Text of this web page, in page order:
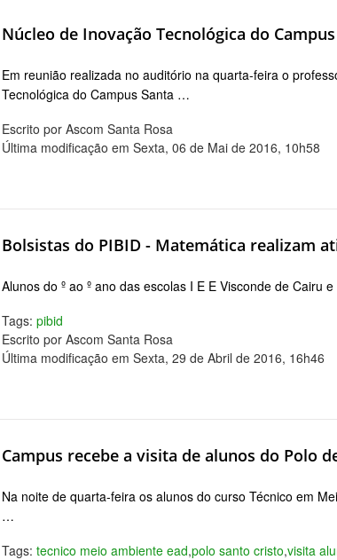
Núcleo de Inovação Tecnológica do
Em reunião realizada no auditório na quarta-feira o
Tecnológica do Campus Santa …
Escrito por Ascom Santa Rosa
Última modificação em Sexta, 06 de Mai de 2016, 10h58
Bolsistas do PIBID - Matemática realizam
Alunos do º ao º ano das escolas I E E Visconde de Cairu
Tags:pibid
Escrito por Ascom Santa Rosa
Última modificação em Sexta, 29 de Abril de 2016, 16h46
Campus recebe a visita de alunos do Polo
Na noite de quarta-feira os alunos do curso Técnico em
…
Tags:tecnico meio ambiente ead,polo santo cristo,visita